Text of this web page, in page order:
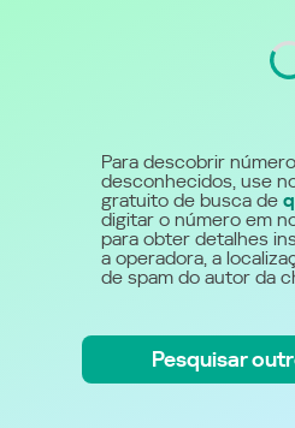
Para descobrir
desconhecidos, use
gratuito de busca de
digitar o número em
para obter detalhes
a operadora, a
de spam do autor da
Pesquisar